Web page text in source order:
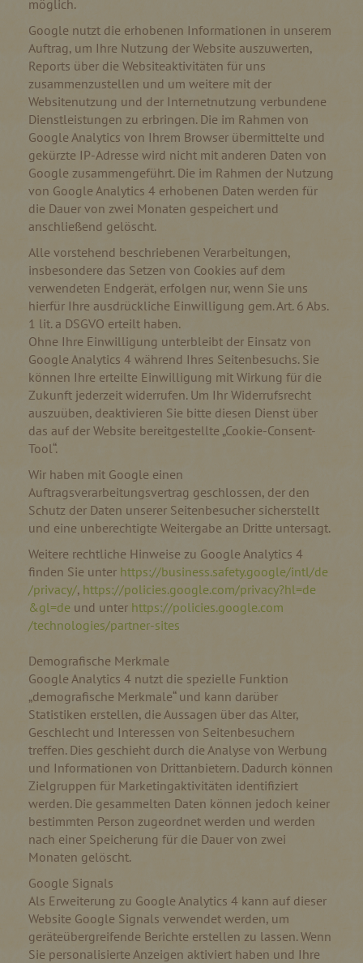
möglich.
Google nutzt die erhobenen Informationen in unserem
Auftrag, um Ihre Nutzung der Website auszuwerten,
Reports über die Websiteaktivitäten für uns
zusammenzustellen und um weitere mit der
Websitenutzung und der Internetnutzung verbundene
Dienstleistungen zu erbringen. Die im Rahmen von
Google Analytics von Ihrem Browser übermittelte und
gekürzte IP-Adresse wird nicht mit anderen Daten von
Google zusammengeführt. Die im Rahmen der Nutzung
von Google Analytics 4 erhobenen Daten werden für
die Dauer von zwei Monaten gespeichert und
anschließend gelöscht.
Alle vorstehend beschriebenen Verarbeitungen,
insbesondere das Setzen von Cookies auf dem
verwendeten Endgerät, erfolgen nur, wenn Sie uns
hierfür Ihre ausdrückliche Einwilligung gem. Art. 6 Abs.
1 lit. a DSGVO erteilt haben.
Ohne Ihre Einwilligung unterbleibt der Einsatz von
Google Analytics 4 während Ihres Seitenbesuchs. Sie
können Ihre erteilte Einwilligung mit Wirkung für die
Zukunft jederzeit widerrufen. Um Ihr Widerrufsrecht
auszuüben, deaktivieren Sie bitte diesen Dienst über
das auf der Website bereitgestellte „Cookie-Consent-
Tool“.
Wir haben mit Google einen
Auftragsverarbeitungsvertrag geschlossen, der den
Schutz der Daten unserer Seitenbesucher sicherstellt
und eine unberechtigte Weitergabe an Dritte untersagt.
Weitere rechtliche Hinweise zu Google Analytics 4
finden Sie unter https://business.safety.google/intl/de
/privacy/, https://policies.google.com/privacy?hl=de
&gl=de und unter https://policies.google.com
/technologies/partner-sites
Demografische Merkmale
Google Analytics 4 nutzt die spezielle Funktion
„demografische Merkmale“ und kann darüber
Statistiken erstellen, die Aussagen über das Alter,
Geschlecht und Interessen von Seitenbesuchern
treffen. Dies geschieht durch die Analyse von Werbung
und Informationen von Drittanbietern. Dadurch können
Zielgruppen für Marketingaktivitäten identifiziert
werden. Die gesammelten Daten können jedoch keiner
bestimmten Person zugeordnet werden und werden
nach einer Speicherung für die Dauer von zwei
Monaten gelöscht.
Google Signals
Als Erweiterung zu Google Analytics 4 kann auf dieser
Website Google Signals verwendet werden, um
geräteübergreifende Berichte erstellen zu lassen. Wenn
Sie personalisierte Anzeigen aktiviert haben und Ihre